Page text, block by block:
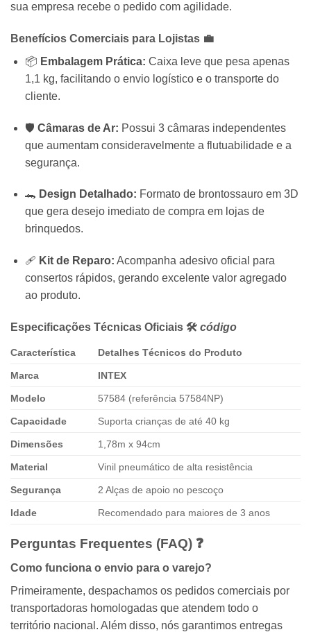
sua empresa recebe o pedido com agilidade.
Benefícios Comerciais para Lojistas 💼
📦 Embalagem Prática: Caixa leve que pesa apenas
1,1 kg, facilitando o envio logístico e o transporte do
cliente.
🛡️ Câmaras de Ar: Possui 3 câmaras independentes
que aumentam consideravelmente a flutuabilidade e a
segurança.
🐊 Design Detalhado: Formato de brontossauro em 3D
que gera desejo imediato de compra em lojas de
brinquedos.
🩹 Kit de Reparo: Acompanha adesivo oficial para
consertos rápidos, gerando excelente valor agregado
ao produto.
Especificações Técnicas Oficiais 🛠 código
Característica Detalhes Técnicos do Produto
Marca INTEX
Modelo 57584 (referência 57584NP)
Capacidade Suporta crianças de até 40 kg
Dimensões 1,78m x 94cm
Material Vinil pneumático de alta resistência
Segurança 2 Alças de apoio no pescoço
Idade Recomendado para maiores de 3 anos
Perguntas Frequentes (FAQ) ❓
Como funciona o envio para o varejo?
Primeiramente, despachamos os pedidos comerciais por
transportadoras homologadas que atendem todo o
território nacional. Além disso, nós garantimos entregas